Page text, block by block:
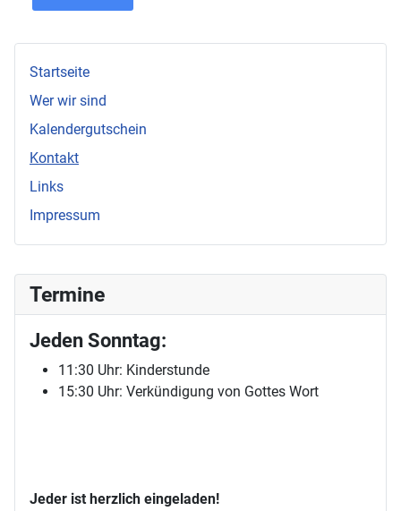
Termine
Jeden Sonntag:
11:30 Uhr: Kinderstunde
15:30 Uhr: Verkündigung von Gottes Wort
Jeder ist herzlich eingeladen!
Startseite
Wer wir sind
Kalendergutschein
Kontakt
Links
Impressum